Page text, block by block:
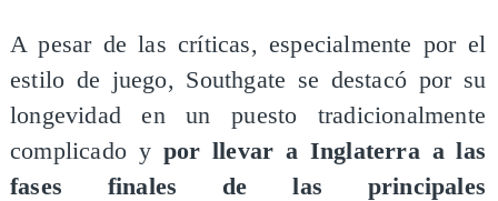
A pesar de las críticas, especialmente por el
estilo de juego, Southgate se destacó por su
longevidad en un puesto tradicionalmente
complicado ypor llevar a Inglaterra a las
fases finales de las principales